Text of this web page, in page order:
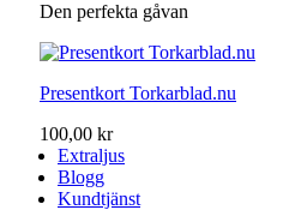
Den perfekta gåvan
Presentkort Torkarblad.nu
100,00 kr
Extraljus
Blogg
Kundtjänst